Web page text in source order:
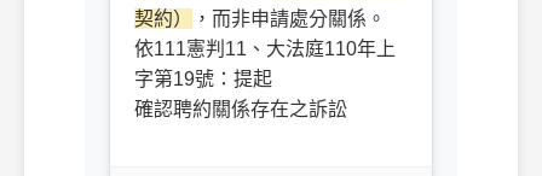
契約）
，而非申請處分關係。
依111憲判11、大法庭110年上
字第19號：提起
確認聘約關係存在之訴訟